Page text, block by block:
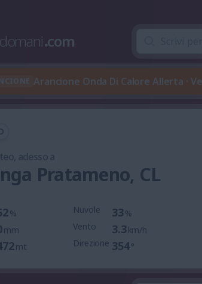
domani.com
Arancione Onda Di Calore Allerta ·
Pratameno, CL
%
mm
mt
Nuvole 33 %
Vento
3.3 km/h
Direzione 354°